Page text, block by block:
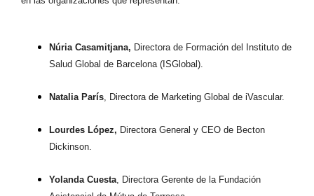
Núria Casamitjana, Directora de Formación del Instituto de
Salud Global de Barcelona (ISGlobal).
Natalia París , Directora de Marketing Global de iVascular.
Lourdes López, Directora General y CEO de Becton
Dickinson.
Yolanda Cuesta , Directora Gerente de la Fundación